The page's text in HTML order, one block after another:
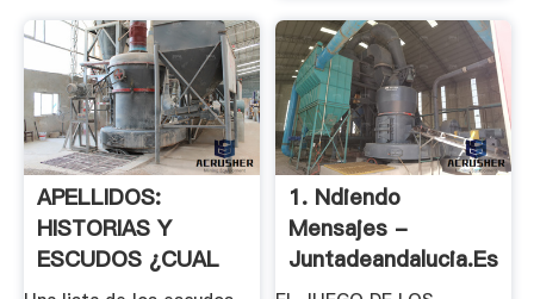
APELLIDOS:
HISTORIAS Y
ESCUDOS ¿CUAL
ES EL .
1. Ndiendo
Mensajes -
Juntadeandalucia.es